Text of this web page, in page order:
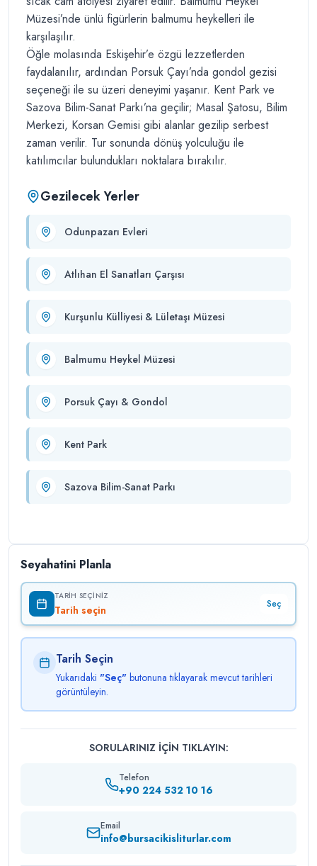
Müzesi’nde ünlü figürlerin balmumu heykelleri ile
karşılaşılır.
Öğle molasında Eskişehir’e özgü lezzetlerden
faydalanılır, ardından Porsuk Çayı’nda gondol gezisi
seçeneği ile su üzeri deneyimi yaşanır. Kent Park ve
Sazova Bilim-Sanat Parkı’na geçilir; Masal Şatosu, Bilim
Merkezi, Korsan Gemisi gibi alanlar gezilip serbest
zaman verilir. Tur sonunda dönüş yolculuğu ile
katılımcılar bulundukları noktalara bırakılır.
Gezilecek Yerler
Odunpazarı Evleri
Atlıhan El Sanatları Çarşısı
Kurşunlu Külliyesi & Lületaşı Müzesi
Balmumu Heykel Müzesi
Porsuk Çayı & Gondol
Kent Park
Sazova Bilim-Sanat Parkı
Seyahatini Planla
TARIH SEÇINIZ
Tarih seçin Seç
Tarih Seçin
Yukarıdaki "Seç" butonuna tıklayarak mevcut tarihleri
görüntüleyin.
SORULARINIZ İÇİN TIKLAYIN:
Telefon
+90 224 532 10 16
Email
info@bursacikisliturlar.com